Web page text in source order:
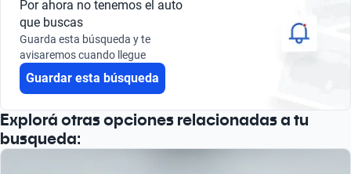
Buscá por modelo
Buscá por versión
Por ahora no tenemos el auto
que buscas
Guarda esta búsqueda y te
avisaremos cuando llegue
Guardar esta búsqueda
Explorá otras opciones relacionadas a tu
busqueda: